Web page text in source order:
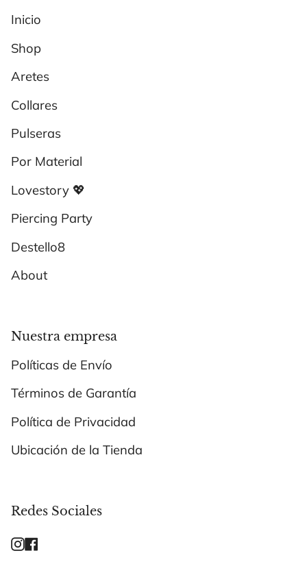
Inicio
Shop
Aretes
Collares
Pulseras
Por Material
Lovestory 💖
Piercing Party
Destello8
About
Nuestra empresa
Políticas de Envío
Términos de Garantía
Política de Privacidad
Ubicación de la Tienda
Redes Sociales
Instagram